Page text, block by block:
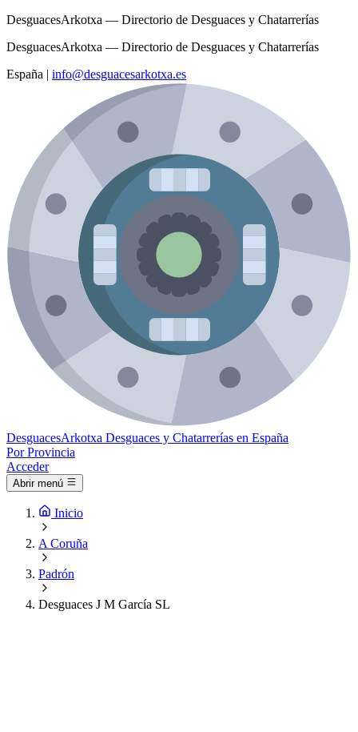
DesguacesArkotxa — Directorio de Desguaces y Chatarrerías
DesguacesArkotxa — Directorio de Desguaces y Chatarrerías
España | info@desguacesarkotxa.es
DesguacesArkotxa Desguaces y Chatarrerías en España
Por Provincia
Acceder
Abrir menú
Inicio
A Coruña
Padrón
Desguaces J M García SL